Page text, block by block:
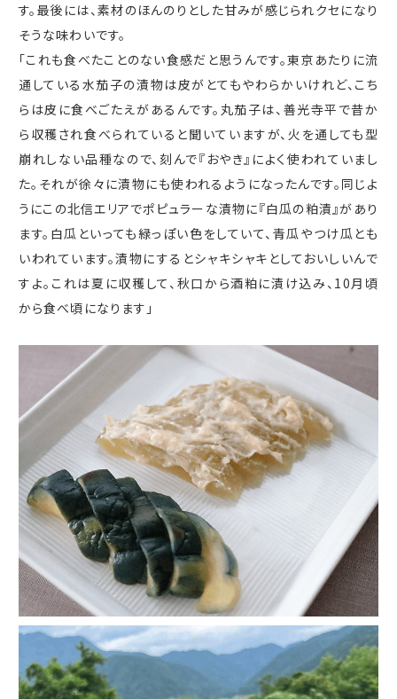
す。最後には、素材のほんのりとした甘みが感じられクセになり
そうな味わいです。
「これも食べたことのない食感だと思うんです。東京あたりに流
通している水茄子の漬物は皮がとてもやわらかいけれど、こち
らは皮に食べごたえがあるんです。丸茄子は、善光寺平で昔か
ら収穫され食べられていると聞いていますが、火を通しても型
崩れしない品種なので、刻んで『おやき』によく使われていまし
た。それが徐々に漬物にも使われるようになったんです。同じよ
うにこの北信エリアでポピュラーな漬物に『白瓜の粕漬』があり
ます。白瓜といっても緑っぽい色をしていて、青瓜やつけ瓜とも
いわれています。漬物にするとシャキシャキとしておいしいんで
すよ。これは夏に収穫して、秋口から酒粕に漬け込み、 10月頃
から食べ頃になります」